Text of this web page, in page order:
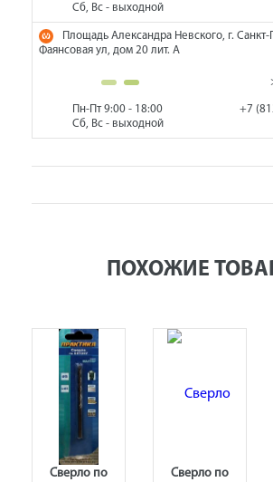
Сб, Вс - выходной
Площадь Александра Невского, г. Санкт-
Фаянсовая ул, дом 20 лит. А
Пн-Пт 9:00 - 18:00
Сб, Вс - выходной
+7
ПОХОЖИЕ
Сверло по
Сверло по